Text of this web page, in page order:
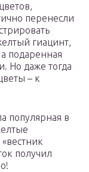
перенесли
гиацинт,
подаренная
Но даже тогда
– к
популярная в
получил